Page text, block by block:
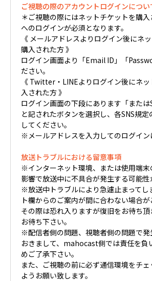
ご視聴の際のアカウントログインについ
＊ご視聴の際にはネットチケットを購
へのログインが必須となります。
《 メールアドレスよりログイン後にネ
購入された方 》
ログイン画面より「Email ID」「
ださい。
《 Twitter・LINEよりログイン後にネ
入された方 》
ログイン画面の下段にあります「または
と記されたボタンを選択し、各SNS規
してください。
※メールアドレスを入力してのログイン
放送トラブルにおける留意事項
※インターネット環境、または使用端末
影響で放送中に不具合が発生する可能性
※放送中トラブルにより急遽止まってし
ト欄からのご案内が間に合わない場合が
その際は恐れ入りますが復旧をお待ち
お待ち下さい。
※配信者側の問題、視聴者側の問題で発
おきまして、mahocast側では責任を負
めご了承下さい。
また、ご視聴の前に必ず通信環境をチ
ようお願い致します。